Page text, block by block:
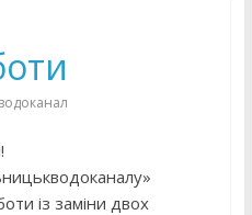
із заміни двох